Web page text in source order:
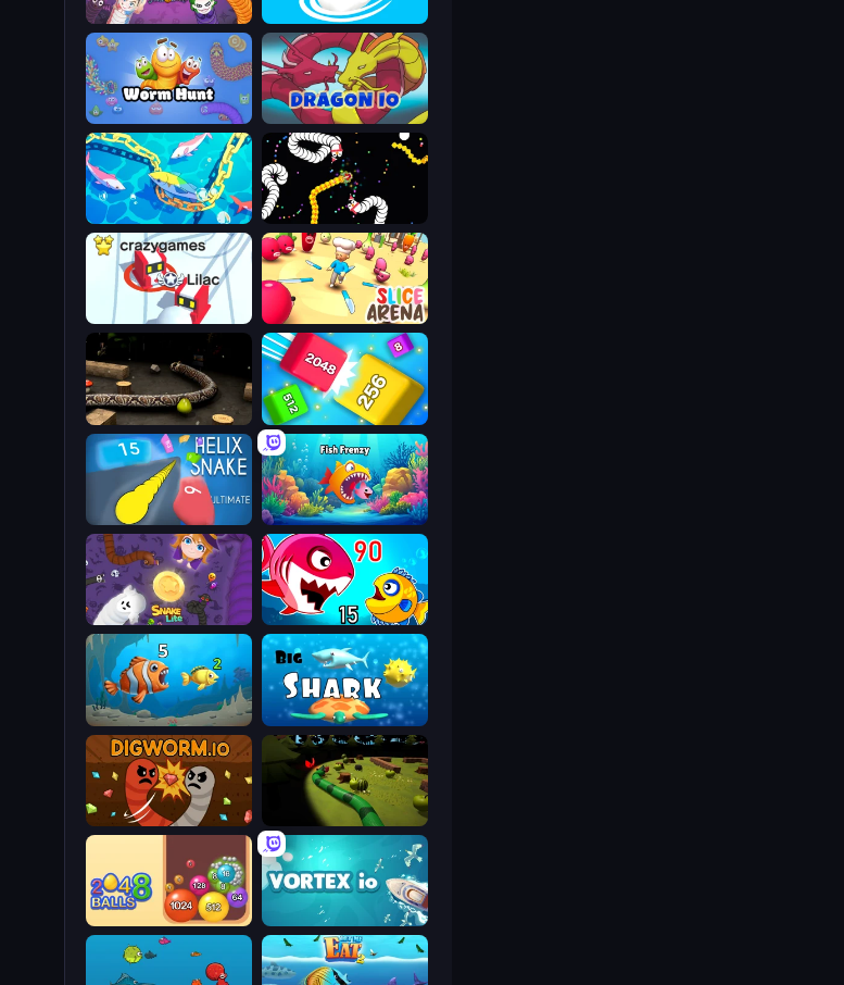
Ducklings
Snake Merge: Idle & io Zone
Dragon.io
Worm Hunt
Worms.io
Deep Sea Duel
Slice Arena
Snowball.io
Qube 2048
Snake 3D
Fish Frenzy
Helix Snake
Fish Eat Getting Big
Snake Lite
Big Shark
Hungry Ocean: Eat, Feed and Grow Fish
Axy Snake 3D
Digworm.io
Vortex.io
Crazy 2048 Balls